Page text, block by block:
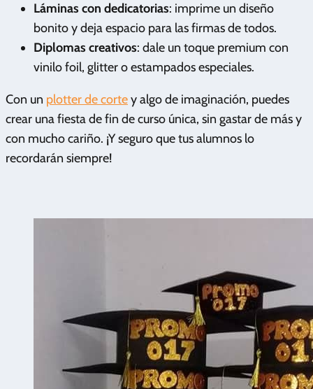
Láminas con dedicatorias: imprime un diseño
bonito y deja espacio para las firmas de todos.
Diplomas creativos: dale un toque premium con
vinilo foil, glitter o estampados especiales.
Con un plotter de cortey algo de imaginación, puedes
crear una fiesta de fin de curso única, sin gastar de más y
con mucho cariño. ¡Y seguro que tus alumnos lo
recordarán siempre!